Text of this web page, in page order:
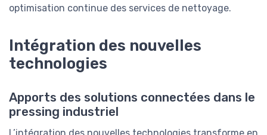
optimisation continue des services de nettoyage.
Intégration des nouvelles
technologies
Apports des solutions connectées dans le
pressing industriel
L’intégration des nouvelles technologies transforme en